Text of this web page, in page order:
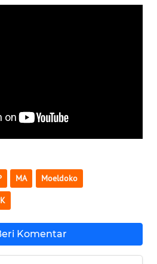
MA Moeldoko
Komentar